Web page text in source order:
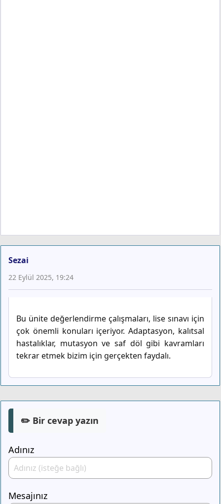
Sezai
22 Eylül 2025, 19:24
Bu ünite değerlendirme çalışmaları, lise sınavı için
çok önemli konuları içeriyor. Adaptasyon, kalıtsal
hastalıklar, mutasyon ve saf döl gibi kavramları
tekrar etmek bizim için gerçekten faydalı.
✏️ Bir cevap yazın
Adınız
Mesajınız